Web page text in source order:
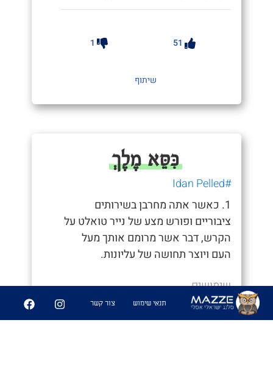
51
1
שיתוף
כִּסֵּא מֶלֶךְ
#Idan Pelled
1. כאשר אתה מחרבן בשירותים
ציבוריים ופורש מצע של נייר טואלט על
הקרש, דבר אשר מרומם אותך מעל
העם ויוצר תחושה של עליונות.
שימושים
- "תקשיב, הגעתי לבית של עומרי, אני
תנאי שימוש צור קשר